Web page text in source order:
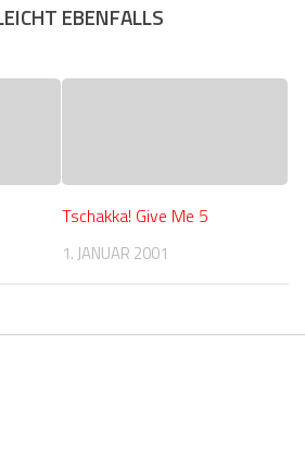
EBENFALLS
Tschakka! Give Me 5
1. JANUAR 2001